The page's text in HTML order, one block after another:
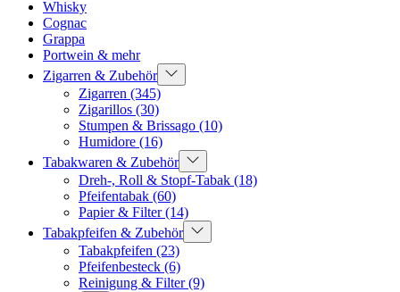
Whisky
Cognac
Grappa
Portwein & mehr
Zigarren & Zubehör
Zigarren (345)
Zigarillos (30)
Stumpen & Brissago (10)
Humidore (16)
Tabakwaren & Zubehör
Dreh-, Roll & Stopf-Tabak (18)
Pfeifentabak (60)
Papier & Filter(14)
Tabakpfeifen & Zubehör
Tabakpfeifen (23)
Pfeifenbesteck (6)
Reinigung & Filter(9)